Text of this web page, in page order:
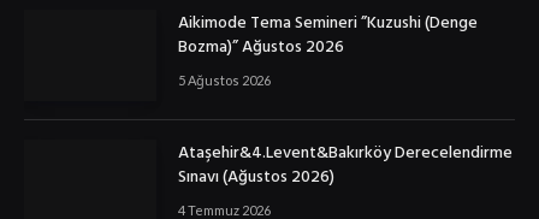
Aikimode Tema Semineri ”Kuzushi (Denge
Bozma)” Ağustos 2026
5 Ağustos 2026
Ataşehir&4.Levent&Bakırköy Derecelendirme
Sınavı (Ağustos 2026)
4 Temmuz 2026